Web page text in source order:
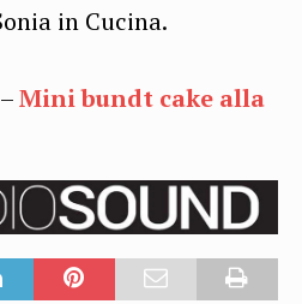
in Cucina.
Mini bundt cake alla